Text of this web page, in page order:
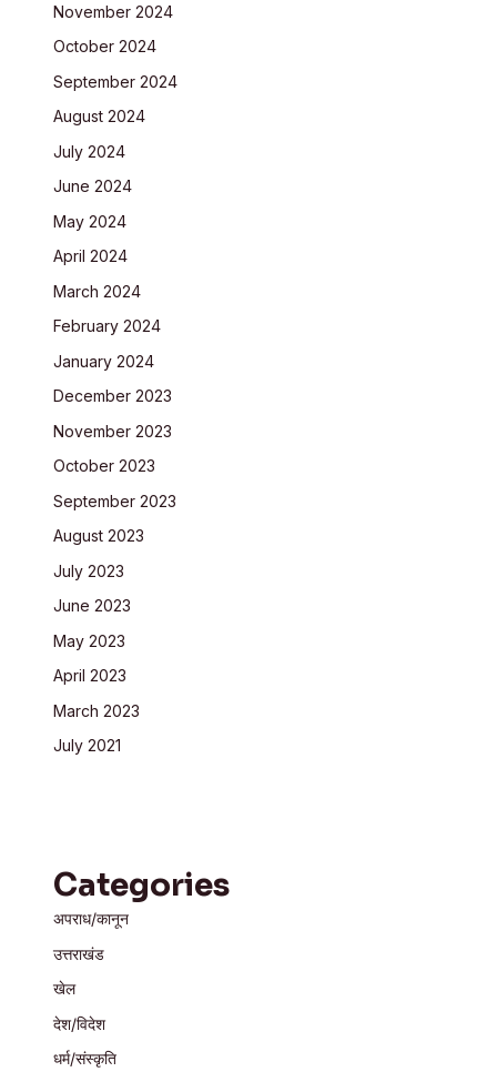
November 2024
October 2024
September 2024
August 2024
July 2024
June 2024
May 2024
April 2024
March 2024
February 2024
January 2024
December 2023
November 2023
October 2023
September 2023
August 2023
July 2023
June 2023
May 2023
April 2023
March 2023
July 2021
Categories
अपराध/कानून
उत्तराखंड
खेल
देश/विदेश
धर्म/संस्कृति